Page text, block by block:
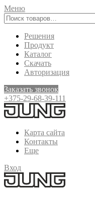
Меню
Решения
Продукт
Каталог
Скачать
Авторизация
Заказать звонок
+375-29-68-39-111
Карта сайта
Контакты
Еще
Вход